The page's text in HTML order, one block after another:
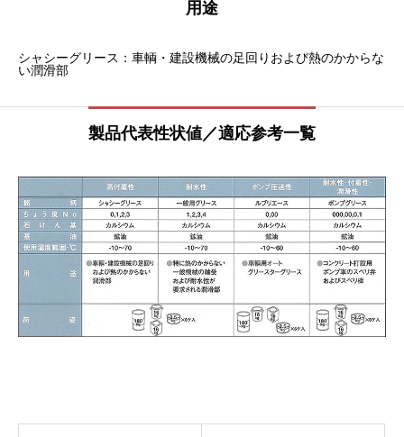
用途
シャシーグリース：車輌・建設機械の足回りおよび熱のかからな
い潤滑部
製品代表性状値／適応参考一覧